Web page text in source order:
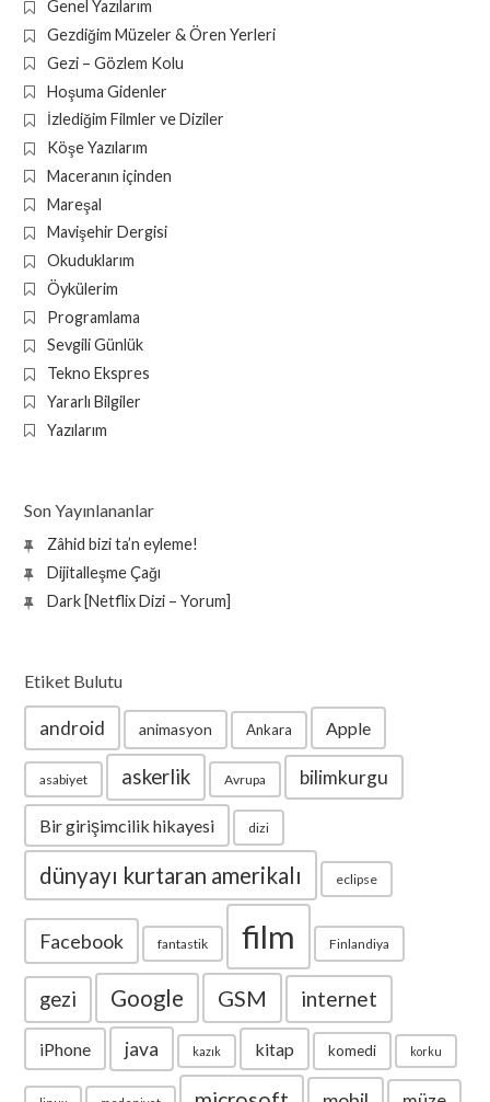
Genel Yazılarım
Gezdiğim Müzeler & Ören Yerleri
Gezi – Gözlem Kolu
Hoşuma Gidenler
İzlediğim Filmler ve Diziler
Köşe Yazılarım
Maceranın içinden
Mareşal
Mavişehir Dergisi
Okuduklarım
Öykülerim
Programlama
Sevgili Günlük
Tekno Ekspres
Yararlı Bilgiler
Yazılarım
Son Yayınlananlar
Zâhid bizi ta’n eyleme!
Dijitalleşme Çağı
Dark [Netflix Dizi – Yorum]
Etiket Bulutu
android animasyon Ankara Apple
asabiyet askerlik Avrupa bilimkurgu
Bir girişimcilik hikayesi dizi
dünyayı kurtaran amerikalı eclipse
Facebook fantastik film Finlandiya
gezi Google GSM internet
iPhone java kazık kitap komedi korku